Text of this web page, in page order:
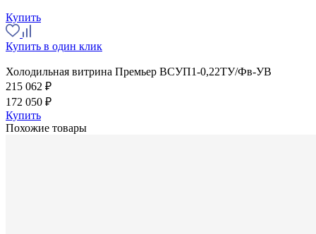
Купить
Купить в один клик
Холодильная витрина Премьер ВСУП1-0,22ТУ/Фв-УВ
215 062 ₽
172 050 ₽
Купить
Похожие товары